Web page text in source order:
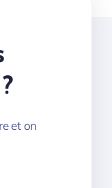
et on